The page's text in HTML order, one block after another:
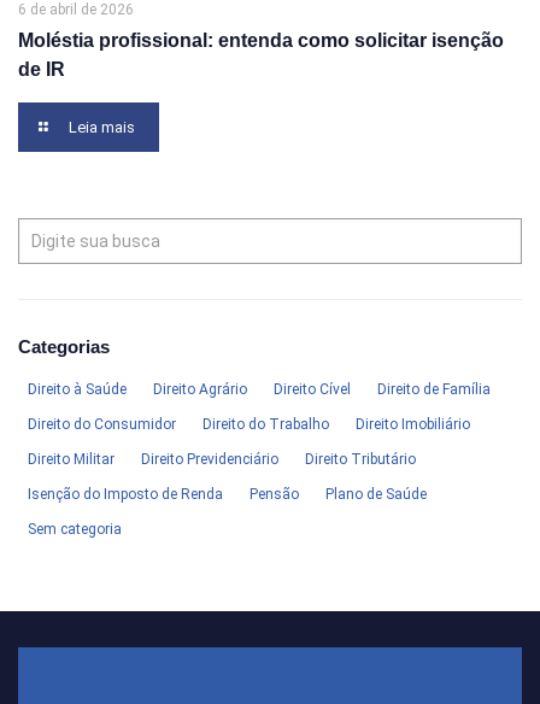
6 de abril de 2026
Moléstia profissional: entenda como solicitar isenção
de IR
Leia mais
Categorias
Direito à Saúde Direito Agrário Direito Cível Direito de Família
Direito do Consumidor Direito do Trabalho Direito Imobiliário
Direito Militar Direito Previdenciário Direito Tributário
Isenção do Imposto de Renda Pensão Plano de Saúde
Sem categoria